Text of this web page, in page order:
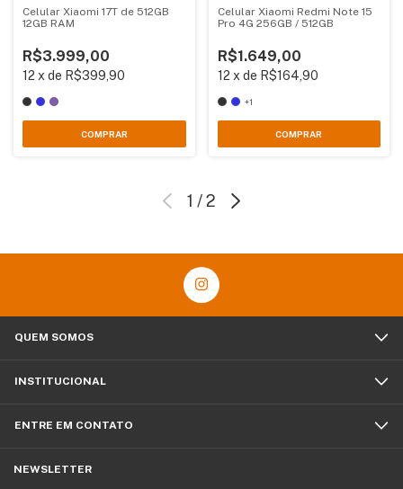
Celular Xiaomi 17T de 512GB
12GB RAM
R$3.999,00
12 x de R$399,90
COMPRAR
Celular Xiaomi Redmi Note 15
Pro 4G 256GB / 512GB
R$1.649,00
12 x de R$164,90
+1
COMPRAR
1 /2
QUEM SOMOS
INSTITUCIONAL
ENTRE EM CONTATO
NEWSLETTER